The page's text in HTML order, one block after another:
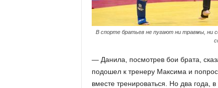
В спорте братьев не пугают ни травмы, ни
— Данила, посмотрев бои брата,
подошел к тренеру Максима и
вместе тренироваться. Но два года,